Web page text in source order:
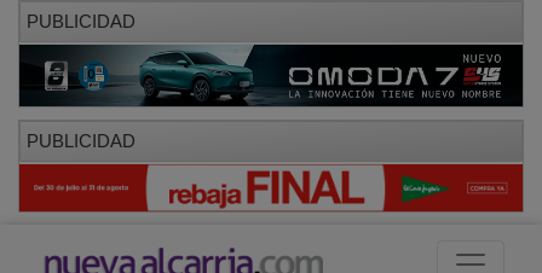
PUBLICIDAD
PUBLICIDAD